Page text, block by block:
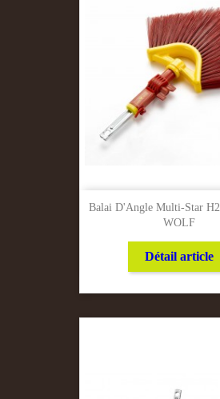
Balai D'Angle Multi-Star
WOLF
Détail article